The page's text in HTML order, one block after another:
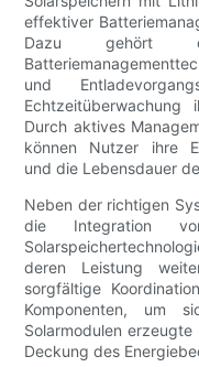
effektiver
Dazu gehört
und
Durch aktives
können Nutzer ihre
und die Lebensdauer
Neben der richtigen
die Integration
deren Leistung
sorgfältige
Komponenten, um
Solarmodulen
Deckung des